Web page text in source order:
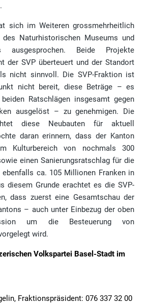
sich im Weiteren grossmehrheitlich
Naturhistorischen Museums und
ausgesprochen. Beide Projekte
der SVP überteuert und der Standort
nicht sinnvoll. Die SVP-Fraktion ist
nicht bereit, diese Beträge – es
Ratschlägen insgesamt gegen
ausgelöst – zu genehmigen. Die
diese Neubauten für aktuell
daran erinnern, dass der Kanton
Kulturbereich von nochmals 300
einen Sanierungsratschlag für die
ca. 105 Millionen Franken in
diesem Grunde erachtet es die SVP-
dass zuerst eine Gesamtschau der
– auch unter Einbezug der oben
um die Besteuerung von
wird.
Volkspartei Basel-Stadt im
Fraktionspräsident: 076 337 32 00